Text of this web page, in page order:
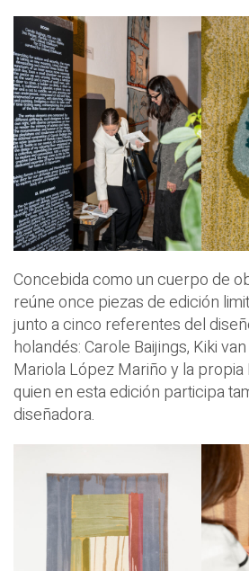
Concebida como un cuerpo de
reúne once piezas de edición
junto a cinco referentes del
holandés: Carole Baijings, Kiki
Mariola López Mariño y la propia
quien en esta edición participa
diseñadora.